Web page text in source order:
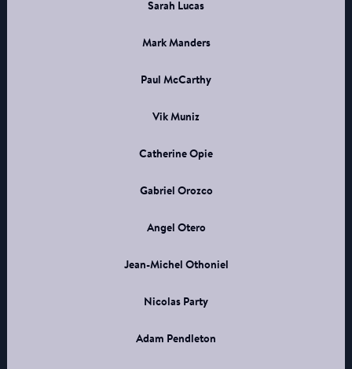
Sarah Lucas
Mark Manders
Paul McCarthy
Vik Muniz
Catherine Opie
Gabriel Orozco
Angel Otero
Jean-Michel Othoniel
Nicolas Party
Adam Pendleton